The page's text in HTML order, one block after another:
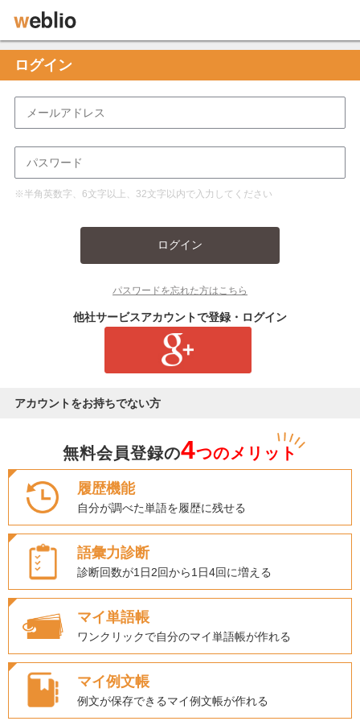
ログイン
※半角英数字、6文字以上、32文字以内で入力してください
ログイン
パスワードを忘れた方はこちら
他社サービスアカウントで登録・ログイン
アカウントをお持ちでない方
無料会員登録の4つのメリット
履歴機能
自分が調べた単語を履歴に残せる
語彙力診断
診断回数が1日2回から1日4回に増える
マイ単語帳
ワンクリックで自分のマイ単語帳が作れる
マイ例文帳
例文が保存できるマイ例文帳が作れる